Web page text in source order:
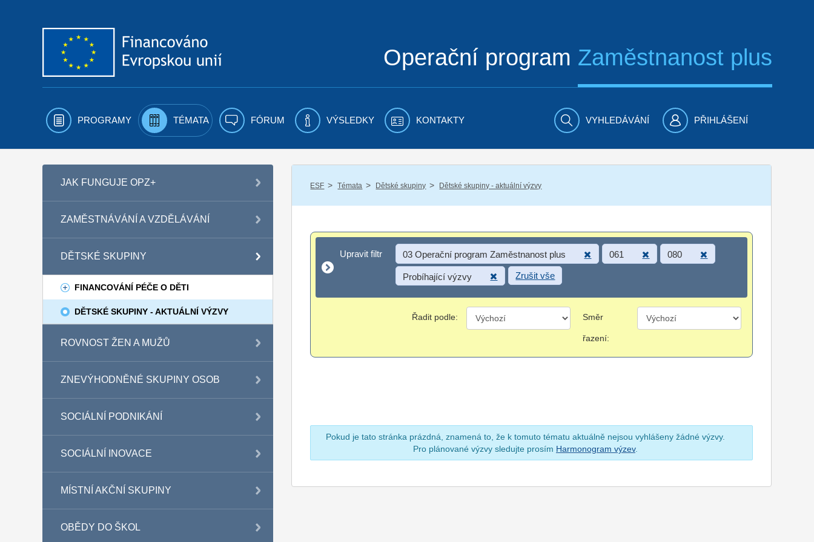
Operační program Zaměstnanost plus
PROGRAMY TÉMATA FÓRUM VÝSLEDKY KONTAKTY VYHLEDÁVÁNÍ PŘIHLÁŠENÍ
JAK FUNGUJE OPZ+
ZAMĚSTNÁVÁNÍ A VZDĚLÁVÁNÍ
DĚTSKÉ SKUPINY
FINANCOVÁNÍ PÉČE O DĚTI
DĚTSKÉ SKUPINY - AKTUÁLNÍ VÝZVY
ROVNOST ŽEN A MUŽŮ
ZNEVÝHODNĚNÉ SKUPINY OSOB
SOCIÁLNÍ PODNIKÁNÍ
SOCIÁLNÍ INOVACE
MÍSTNÍ AKČNÍ SKUPINY
OBĚDY DO ŠKOL
ESF / Témata / Dětské skupiny / Dětské skupiny - aktuální výzvy
Upravit filtr
Upravit filtr 03 Operační program Zaměstnanost plus 061 080
Probíhající výzvy Zrušit vše
Řadit podle: Směr
řazení:
Pokud je tato stránka prázdná, znamená to, že k tomuto tématu aktuálně nejsou vyhlášeny žádné výzvy.
Pro plánované výzvy sledujte prosím Harmonogram výzev.